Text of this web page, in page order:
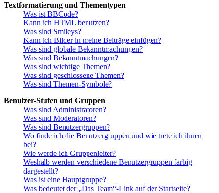
Textformatierung und Thementypen
Was ist BBCode?
Kann ich HTML benutzen?
Was sind Smileys?
Kann ich Bilder in meine Beiträge einfügen?
Was sind globale Bekanntmachungen?
Was sind Bekanntmachungen?
Was sind wichtige Themen?
Was sind geschlossene Themen?
Was sind Themen-Symbole?
Benutzer-Stufen und Gruppen
Was sind Administratoren?
Was sind Moderatoren?
Was sind Benutzergruppen?
Wo finde ich die Benutzergruppen und wie trete ich ihnen
bei?
Wie werde ich Gruppenleiter?
Weshalb werden verschiedene Benutzergruppen farbig
dargestellt?
Was ist eine Hauptgruppe?
Was bedeutet der „Das Team“-Link auf der Startseite?